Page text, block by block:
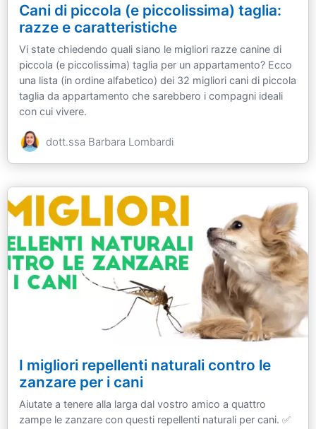
Cani di piccola (e piccolissima) taglia:
razze e caratteristiche
Vi state chiedendo quali siano le migliori razze canine di
piccola (e piccolissima) taglia per un appartamento? Ecco
una lista (in ordine alfabetico) dei 32 migliori cani di piccola
taglia da appartamento che sarebbero i compagni ideali
con cui vivere.
dott.ssa Barbara Lombardi
I migliori repellenti naturali contro le
zanzare per i cani
Aiutate a tenere alla larga dal vostro amico a quattro
zampe le zanzare con questi repellenti naturali per cani. ✅